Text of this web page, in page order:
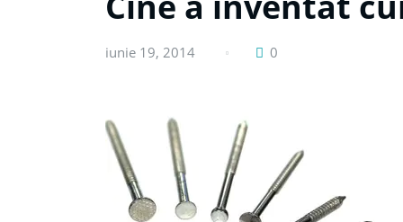
iunie 19, 2014 0